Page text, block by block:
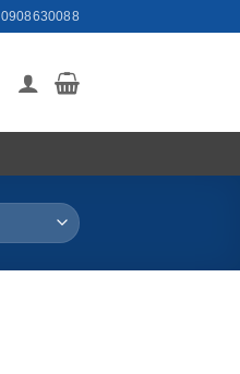
0908630088